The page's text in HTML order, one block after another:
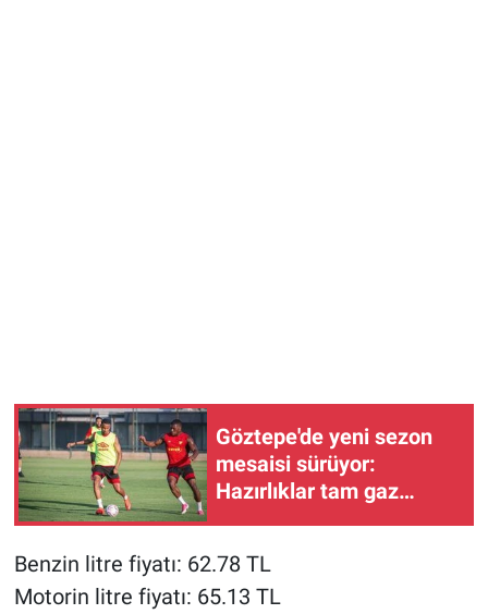
Göztepe'de yeni sezon
mesaisi sürüyor:
Hazırlıklar tam gaz
Benzin litre fiyatı: 62.78 TL
Motorin litre fiyatı: 65.13 TL